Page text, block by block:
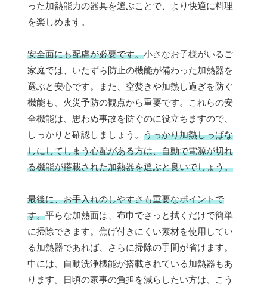
った加熱能力の器具を選ぶことで、より快適に料理
を楽しめます。
安全面にも配慮が必要です。小さなお子様がいるご
家庭では、いたずら防止の機能が備わった加熱器を
選ぶと安心です。また、空焚きや加熱し過ぎを防ぐ
機能も、火災予防の観点から重要です。これらの安
全機能は、思わぬ事故を防ぐのに役立ちますので、
しっかりと確認しましょう。 うっかり加熱しっぱな
しにしてしまう心配がある方は、自動で電源が切れ
る機能が搭載された加熱器を選ぶと良いでしょう。
最後に、お手入れのしやすさも重要なポイントで
す。平らな加熱面は、布巾でさっと拭くだけで簡単
に掃除できます。焦げ付きにくい素材を使用してい
る加熱器であれば、さらに掃除の手間が省けます。
中には、自動洗浄機能が搭載されている加熱器もあ
ります。日頃の家事の負担を減らしたい方は、こう